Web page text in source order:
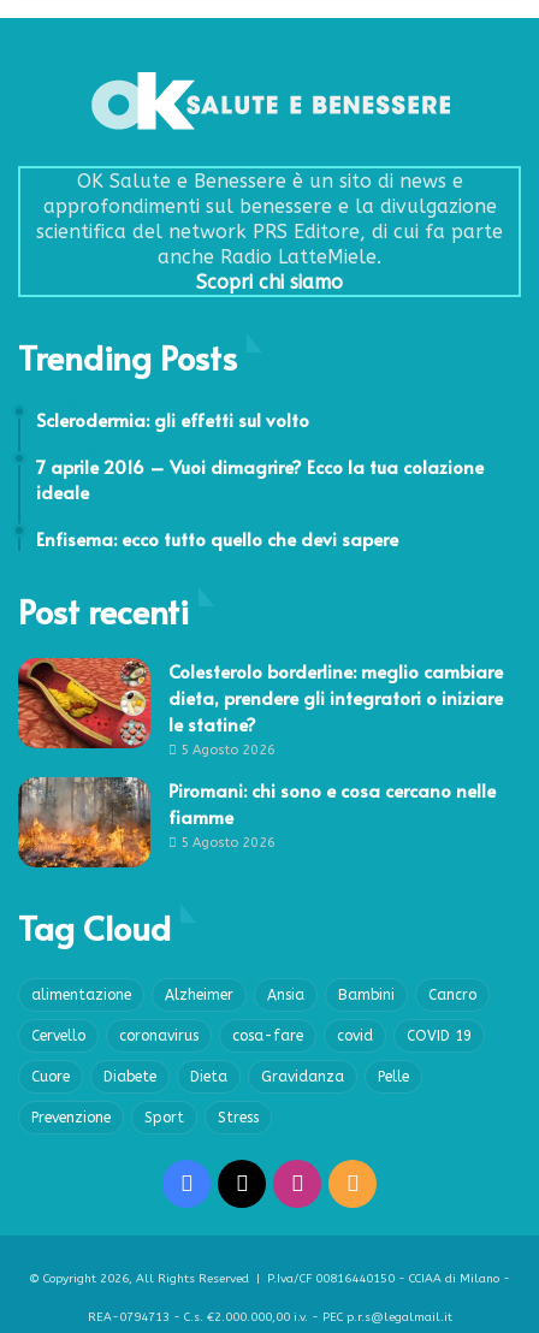
OK Salute e Benessere è un sito di news e
approfondimenti sul benessere e la divulgazione
scientifica del network PRS Editore, di cui fa parte
anche Radio LatteMiele.
Scopri chi siamo
Trending Posts
Sclerodermia: gli effetti sul volto
7 aprile 2016 – Vuoi dimagrire? Ecco la tua colazione
ideale
Enfisema: ecco tutto quello che devi sapere
Post recenti
Colesterolo borderline: meglio cambiare
dieta, prendere gli integratori o iniziare
le statine?
5 Agosto 2026
Piromani: chi sono e cosa cercano nelle
fiamme
5 Agosto 2026
Tag Cloud
alimentazione Alzheimer Ansia Bambini Cancro
Cervello coronavirus cosa-fare covid COVID 19
Cuore Diabete Dieta Gravidanza Pelle
Prevenzione Sport Stress
Facebook Instagram
RSS
© Copyright 2026, All Rights Reserved | P.Iva/CF 00816440150 - CCIAA di Milano -
REA-0794713 - C.s. €2.000.000,00 i.v. - PEC p.r.s@legalmail.it